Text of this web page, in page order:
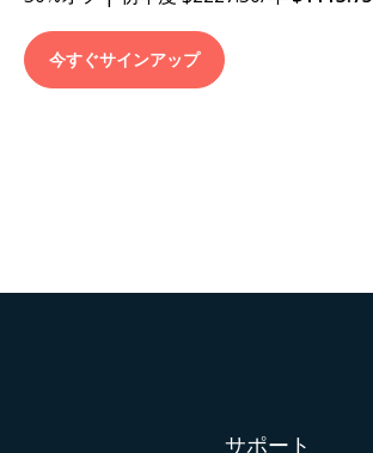
今すぐサインアップ
サポート